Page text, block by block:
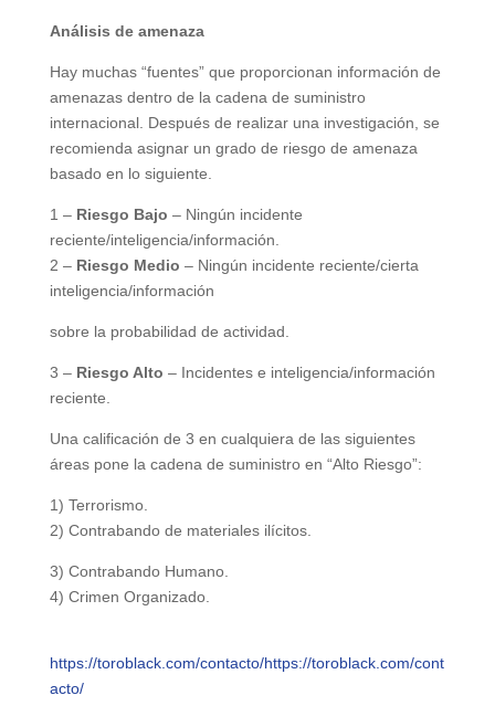
Análisis de amenaza
Hay muchas “fuentes” que proporcionan información de
amenazas dentro de la cadena de suministro
internacional. Después de realizar una investigación, se
recomienda asignar un grado de riesgo de amenaza
basado en lo siguiente.
1 – Riesgo Bajo – Ningún incidente
reciente/inteligencia/información.
2 – Riesgo Medio – Ningún incidente reciente/cierta
inteligencia/información
sobre la probabilidad de actividad.
3 – Riesgo Alto – Incidentes e inteligencia/información
reciente.
Una calificación de 3 en cualquiera de las siguientes
áreas pone la cadena de suministro en “Alto Riesgo”:
1) Terrorismo.
2) Contrabando de materiales ilícitos.
3) Contrabando Humano.
4) Crimen Organizado.
https://toroblack.com/contacto/https://toroblack.com/cont
acto/